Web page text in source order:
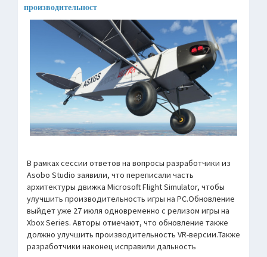
производительност
В рамках сессии ответов на вопросы разработчики из
Asobo Studio заявили, что переписали часть
архитектуры движка Microsoft Flight Simulator, чтобы
улучшить производительность игры на PC.Обновление
выйдет уже 27 июля одновременно с релизом игры на
Xbox Series. Авторы отмечают, что обновление также
должно улучшить производительность VR-версии.Также
разработчики наконец исправили дальность